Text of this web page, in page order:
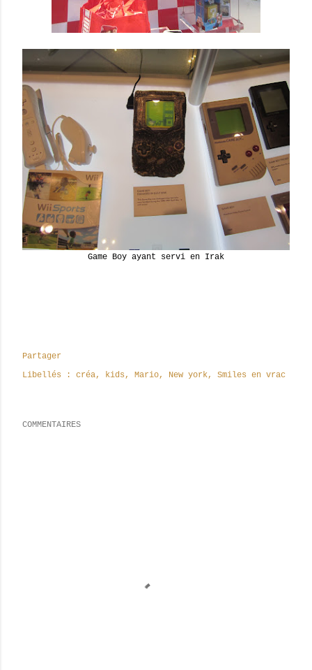
Game Boy ayant servi en Irak
Partager
Libellés :
créa kids Mario New york Smiles en vrac
COMMENTAIRES